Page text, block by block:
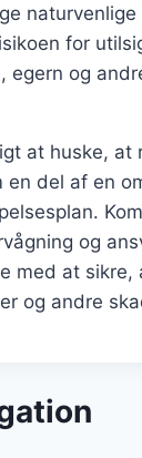
for
egern og
at huske, at
en del af en
og
med at sikre,
og andre